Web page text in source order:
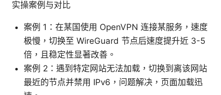
实操案例与对比
案例 1：在某国使用 OpenVPN 连接某服务，速度
极慢，切换至 WireGuard 节点后速度提升近 3-5
倍，且稳定性显著改善。
案例 2：遇到特定网站无法加载，切换到离该网站
最近的节点并禁用 IPv6，问题解决，页面加载迅